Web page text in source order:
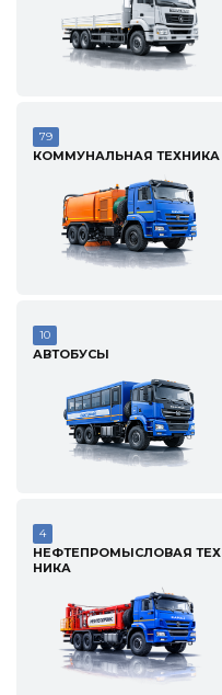
79
КОММУНАЛЬНАЯ ТЕХНИКА
10
АВТОБУСЫ
4
НЕФТЕПРОМЫСЛОВАЯ ТЕХ
НИКА